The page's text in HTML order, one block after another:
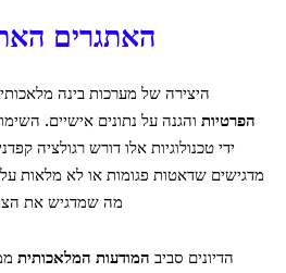
האתגרים
היצירה של מערכות בינה
הפרטיות והגנה על נתונים אישיים.
מדגישים שדאטות פגומות או לא מלאות
מה שמדגיש את
הדיונים סביב המודעות המלאכותית